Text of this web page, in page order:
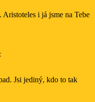
i já jsme na Tebe
Jsi jediný, kdo to tak